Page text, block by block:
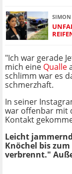
SIMON
"Ich war gerade
mich eine Qualle
schlimm war es
schmerzhaft.
In seiner
war offenbar mit
Kontakt
Leicht
Knöchel bis
verbrennt."